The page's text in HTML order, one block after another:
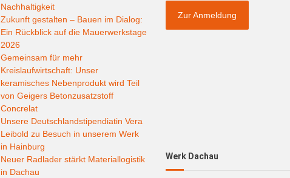
Nachhaltigkeit
Zukunft gestalten – Bauen im Dialog:
Ein Rückblick auf die Mauerwerkstage
2026
Gemeinsam für mehr
Kreislaufwirtschaft: Unser
keramisches Nebenprodukt wird Teil
von Geigers Betonzusatzstoff
Concrelat
Unsere Deutschlandstipendiatin Vera
Leibold zu Besuch in unserem Werk
in Hainburg
Neuer Radlader stärkt Materiallogistik
in Dachau
Zur Anmeldung
Werk Dachau